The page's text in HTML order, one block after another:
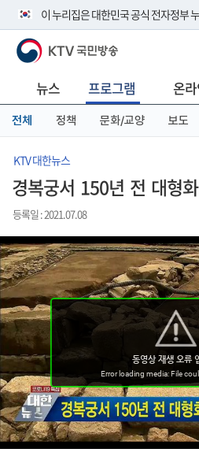
이 누리집은 대한민국 공식 전자정부
공식 누리집 주소 확인하기
니다.
이밖에 or.kr 또는 .kr등 다른 도메인 주
서 도메인 주소를 확인해 보세요
KTV 국민방송
뉴스 프로그램 온
전체 정책 문화/교양 보도
KTV 대한뉴스
경복궁서 150년 전 대형
등록일 : 2021.07.08